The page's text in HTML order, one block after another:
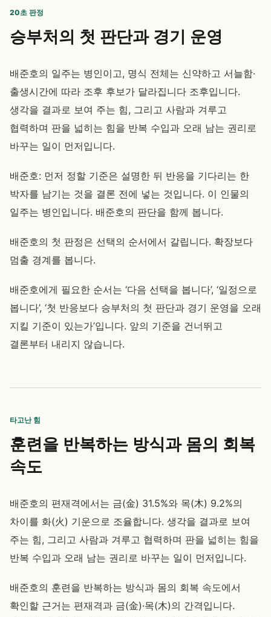
20초 판정
승부처의 첫 판단과 경기 운영
배준호의 일주는 병인이고, 명식 전체는 신약하고 서늘함·
출생시간에 따라 조후 후보가 달라집니다 조후입니다.
생각을 결과로 보여 주는 힘, 그리고 사람과 겨루고
협력하며 판을 넓히는 힘을 반복 수입과 오래 남는 권리로
바꾸는 일이 먼저입니다.
배준호: 먼저 정할 기준은 설명한 뒤 반응을 기다리는 한
박자를 남기는 것을 결론 전에 넣는 것입니다. 이 인물의
일주는 병인입니다. 배준호의 판단을 함께 봅니다.
배준호의 첫 판정은 선택의 순서에서 갈립니다. 확장보다
멈출 경계를 봅니다.
배준호에게 필요한 순서는 ‘다음 선택을 봅니다’, ‘일정으로
봅니다’, ‘첫 반응보다 승부처의 첫 판단과 경기 운영을 오래
지킬 기준이 있는가’입니다. 앞의 기준을 건너뛰고
결론부터 내리지 않습니다.
타고난 힘
훈련을 반복하는 방식과 몸의 회복
속도
배준호의 편재격에서는 금(金) 31.5%와 목(木) 9.2%의
차이를 화(火) 기운으로 조율합니다. 생각을 결과로 보여
주는 힘, 그리고 사람과 겨루고 협력하며 판을 넓히는 힘을
반복 수입과 오래 남는 권리로 바꾸는 일이 먼저입니다.
배준호의 훈련을 반복하는 방식과 몸의 회복 속도에서
확인할 근거는 편재격과 금(金)·목(木)의 간격입니다.